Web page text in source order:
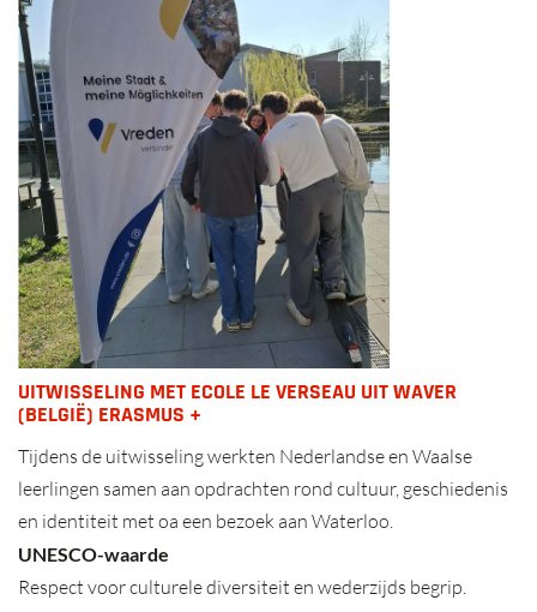
UITWISSELING MET ECOLE LE VERSEAU UIT WAVER
(BELGIË) ERASMUS +
Tijdens de uitwisseling werkten Nederlandse en Waalse
leerlingen samen aan opdrachten rond cultuur, geschiedenis
en identiteit met oa een bezoek aan Waterloo.
UNESCO-waarde
Respect voor culturele diversiteit en wederzijds begrip.